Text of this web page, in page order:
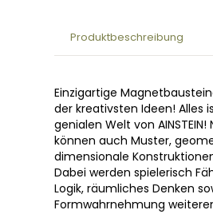
Produktbeschreibung
Einzigartige
der kreativsten Ideen! Alles
genialen Welt von
können auch Muster,
dimensionale
Dabei werden spielerisch
Logik, räumliches Denken
Formwahrnehmung